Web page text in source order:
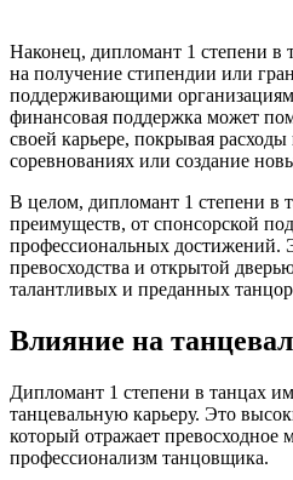
Наконец, дипломант 1 степени в
на получение стипендии или
поддерживающими
финансовая поддержка может
своей карьере, покрывая расходы
соревнованиях или создание
В целом, дипломант 1 степени в
преимуществ, от спонсорской
профессиональных достижений.
превосходства и открытой
талантливых и преданных
Влияние на
Дипломант 1 степени в танцах
танцевальную карьеру. Это
который отражает превосходное
профессионализм танцовщика.